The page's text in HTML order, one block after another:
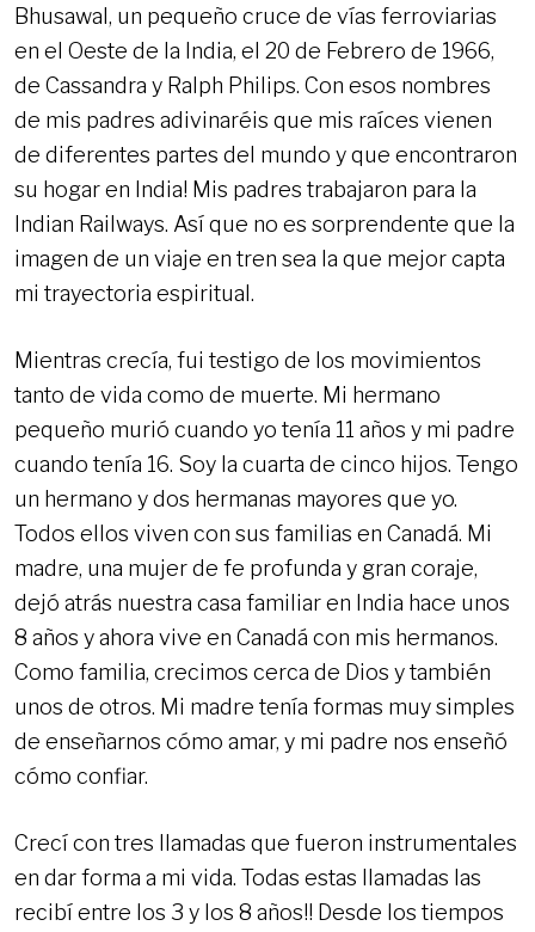
Bhusawal, un pequeño cruce de vías ferroviarias
en el Oeste de la India, el 20 de Febrero de 1966,
de Cassandra y Ralph Philips. Con esos nombres
de mis padres adivinaréis que mis raíces vienen
de diferentes partes del mundo y que encontraron
su hogar en India! Mis padres trabajaron para la
Indian Railways. Así que no es sorprendente que la
imagen de un viaje en tren sea la que mejor capta
mi trayectoria espiritual.
Mientras crecía, fui testigo de los movimientos
tanto de vida como de muerte. Mi hermano
pequeño murió cuando yo tenía 11 años y mi padre
cuando tenía 16. Soy la cuarta de cinco hijos. Tengo
un hermano y dos hermanas mayores que yo.
Todos ellos viven con sus familias en Canadá. Mi
madre, una mujer de fe profunda y gran coraje,
dejó atrás nuestra casa familiar en India hace unos
8 años y ahora vive en Canadá con mis hermanos.
Como familia, crecimos cerca de Dios y también
unos de otros. Mi madre tenía formas muy simples
de enseñarnos cómo amar, y mi padre nos enseñó
cómo confiar.
Crecí con tres llamadas que fueron instrumentales
en dar forma a mi vida. Todas estas llamadas las
recibí entre los 3 y los 8 años!! Desde los tiempos